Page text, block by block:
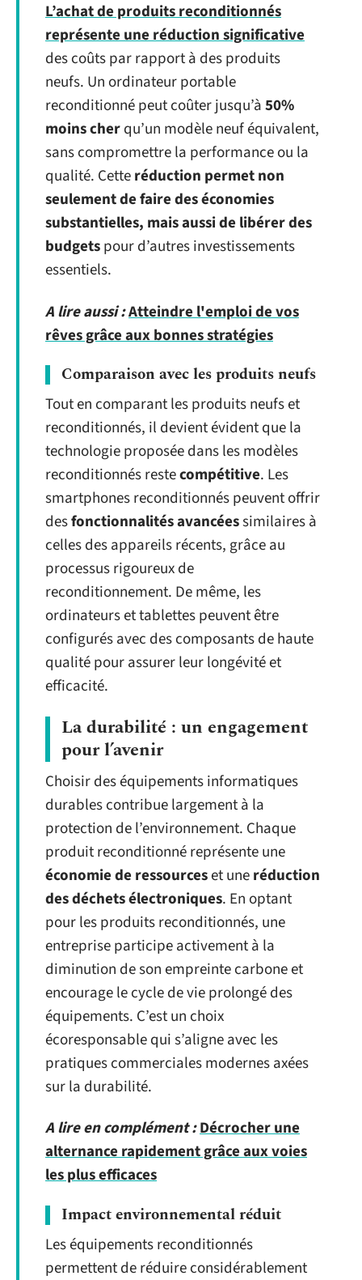
L’achat de produits reconditionnés
représente une réduction significative
des coûts par rapport à des produits
neufs. Un ordinateur portable
reconditionné peut coûter jusqu’à50%
moins cherqu’un modèle neuf équivalent,
sans compromettre la performance ou la
qualité. Cetteréduction permet non
seulement de faire des économies
substantielles, mais aussi de libérer des
budgetspour d’autres investissements
essentiels.
A lire aussi :Atteindre l'emploi de vos
rêves grâce aux bonnes stratégies
Comparaison avec les produits neufs
Tout en comparant les produits neufs et
reconditionnés, il devient évident que la
technologie proposée dans les modèles
reconditionnés restecompétitive. Les
smartphones reconditionnés peuvent offrir
desfonctionnalités avancéessimilaires à
celles des appareils récents, grâce au
processus rigoureux de
reconditionnement. De même, les
ordinateurs et tablettes peuvent être
configurés avec des composants de haute
qualité pour assurer leur longévité et
efficacité.
La durabilité : un engagement
pour l’avenir
Choisir des équipements informatiques
durables contribue largement à la
protection de l’environnement. Chaque
produit reconditionné représente une
économie de ressourceset uneréduction
des déchets électroniques. En optant
pour les produits reconditionnés, une
entreprise participe activement à la
diminution de son empreinte carbone et
encourage le cycle de vie prolongé des
équipements. C’est un choix
écoresponsable qui s’aligne avec les
pratiques commerciales modernes axées
sur la durabilité.
A lire en complément :Décrocher une
alternance rapidement grâce aux voies
les plus efficaces
Impact environnemental réduit
Les équipements reconditionnés
permettent de réduire considérablement